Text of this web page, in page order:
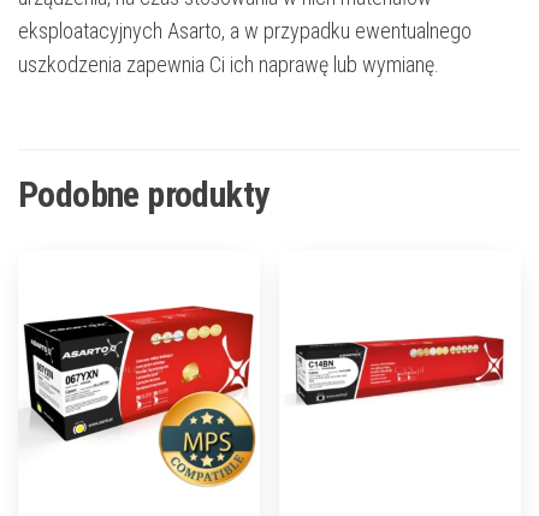
eksploatacyjnych Asarto, a w przypadku ewentualnego
uszkodzenia zapewnia Ci ich naprawę lub wymianę.
Podobne produkty